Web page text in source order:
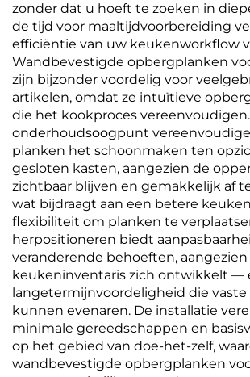
zonder dat u hoeft te zoeken in
de tijd voor maaltijdvoorbereiding
efficiëntie van uw keukenworkflow
Wandbevestigde opbergplanken
zijn bijzonder voordelig voor
artikelen, omdat ze intuïtieve
die het kookproces
onderhoudsoogpunt
planken het schoonmaken ten
gesloten kasten, aangezien de
zichtbaar blijven en gemakkelijk af
wat bijdraagt aan een betere
flexibiliteit om planken te
herpositioneren biedt
veranderende behoeften,
keukeninventaris zich ontwikkelt —
langetermijnvoordeligheid die
kunnen evenaren. De installatie
minimale gereedschappen en
op het gebied van doe-het-zelf,
wandbevestigde opbergplanken